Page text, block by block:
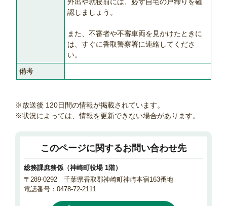
認しましょう。
また、不審者や不審車両を見かけたときに
は、すぐに香取警察署に連絡してくださ
い。
備考
※放送後 120日間の情報が掲載されています。
※状況によっては、情報を更新できない場合があります。
このページに関するお問い合わせ先
総務課庶務係（神崎町役場 1階）
〒289-0292 千葉県香取郡神崎町神崎本宿163番地
電話番号：0478-72-2111